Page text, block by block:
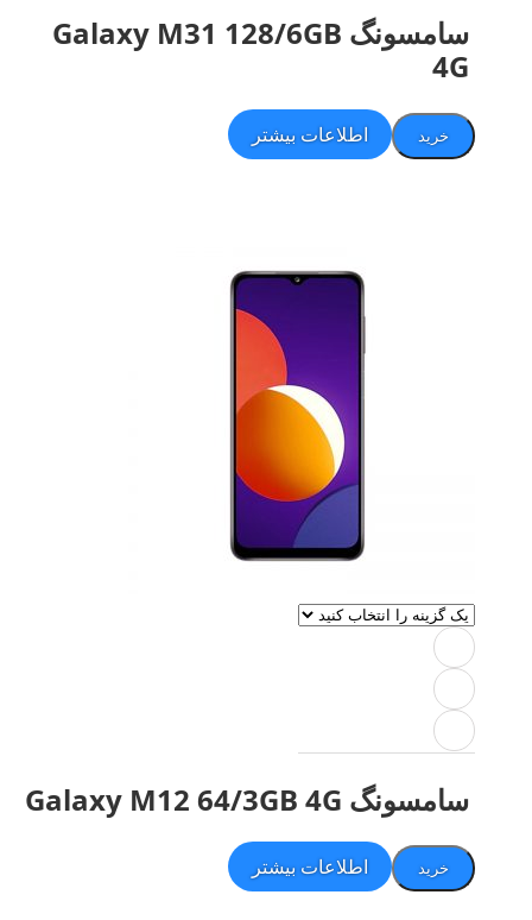
سامسونگ Galaxy M31 128/6GB
4G
خرید اطلاعات بیشتر
سامسونگ Galaxy M12 64/3GB 4G
خرید اطلاعات بیشتر